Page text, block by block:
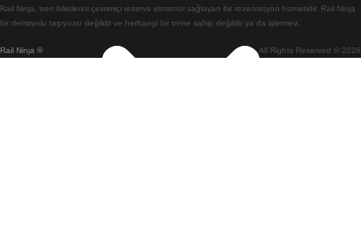
Budapeşte Viyana Treni
Busan Cheonan(Asan) Treni
Rail Ninja ® All Rights Reserved © 2026
Rail Ninja, tren biletlerini çevrimiçi rezerve etmenizi sağlayan bir rezervasyon hizmetidir. Rail Ninja
bir demiryolu taşıyıcısı değildir ve herhangi bir trene sahip değildir ya da işletmez.